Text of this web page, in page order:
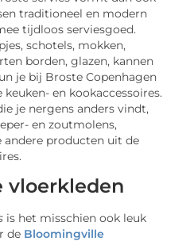
traditioneel en modern
tijdloos serviesgoed.
schotels, mokken,
borden, glazen, kannen
je bij Broste Copenhagen
en kookaccessoires.
je nergens anders vindt,
en zoutmolens,
andere producten uit de
vloerkleden
is het misschien ook leuk
de Bloomingville